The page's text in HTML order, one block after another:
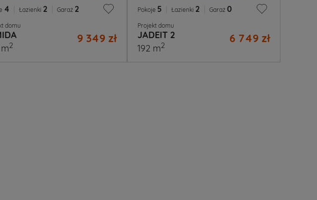
4 Łazienki 2 Garaż 2
domu
9 349 zł
2
Pokoje 5 Łazienki 2 Garaż 0
Projekt domu
JADEIT 2 6 749 zł
192 m2